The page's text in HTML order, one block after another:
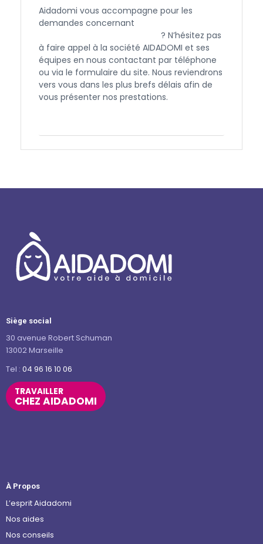
Aidadomi vous accompagne pour les
demandes concernant
? N’hésitez pas
à faire appel à la société AIDADOMI et ses
équipes en nous contactant par téléphone
ou via le formulaire du site. Nous reviendrons
vers vous dans les plus brefs délais afin de
vous présenter nos prestations.
Siège social
30 avenue Robert Schuman
13002 Marseille
Tel : 04 96 16 10 06
TRAVAILLER
CHEZ AIDADOMI
À Propos
L’esprit Aidadomi
Nos aides
Nos conseils